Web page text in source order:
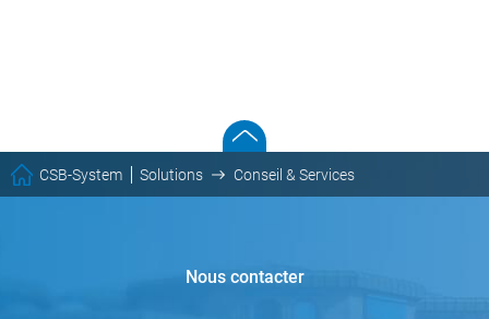
CSB-System Solutions Conseil & Services
Nous contacter